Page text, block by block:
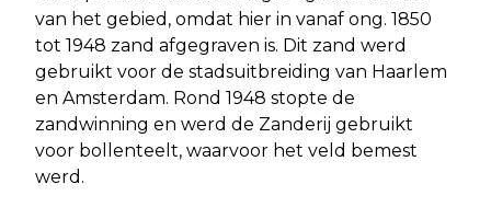
van het gebied, omdat hier in vanaf ong. 1850
tot 1948 zand afgegraven is. Dit zand werd
gebruikt voor de stadsuitbreiding van Haarlem
en Amsterdam. Rond 1948 stopte de
zandwinning en werd de Zanderij gebruikt
voor bollenteelt, waarvoor het veld bemest
werd.